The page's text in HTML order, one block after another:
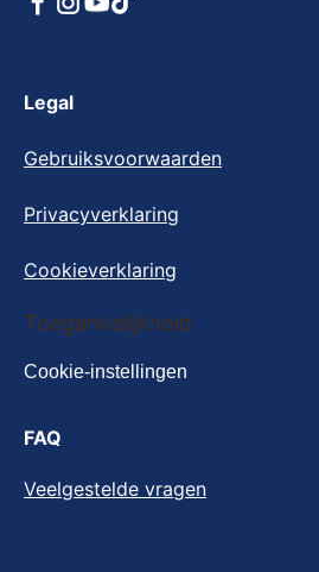
Legal
Gebruiksvoorwaarden
Privacyverklaring
Cookieverklaring
Cookie-instellingen
Toegankelijkheid
FAQ